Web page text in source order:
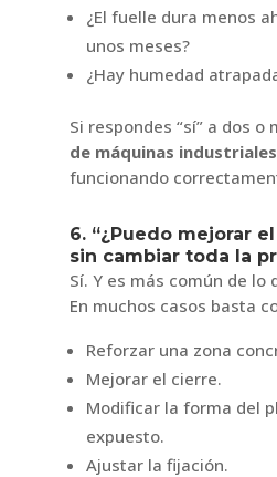
¿El fuelle dura menos
unos meses?
¿Hay humedad
Si respondes “sí” a dos o
de máquinas industriales
funcionando
6. “¿Puedo mejorar
sin cambiar toda la
Sí. Y es más común de lo
En muchos casos basta
Reforzar una zona
Mejorar el cierre.
Modificar la forma del
expuesto.
Ajustar la fijación.